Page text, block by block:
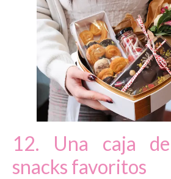
12. Una caja
snacks favoritos